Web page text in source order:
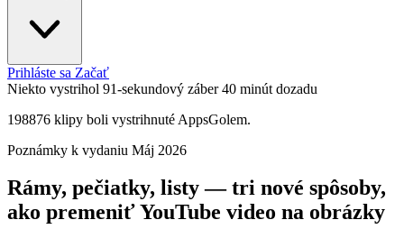
Prihláste sa Začať
Niekto vystrihol 91-sekundový záber 40 minút dozadu
198876 klipy boli vystrihnuté AppsGolem.
Poznámky k vydaniu Máj 2026
Rámy, pečiatky, listy — tri nové spôsoby,
ako premeniť YouTube video na obrázky